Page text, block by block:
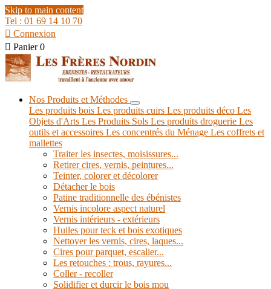
Skip to main content
Tel : 01 69 14 10 70
 Connexion
 Panier 0
Nos Produits et Méthodes
Les produits bois Les produits cuirs Les produits déco Les
Objets d'Arts Les Produits Sols Les produits droguerie Les
outils et accessoires Les concentrés du Ménage Les coffrets et
mallettes
Traiter les insectes, moisissures...
Retirer cires, vernis, peintures...
Teinter, colorer et décolorer
Détacher le bois
Patine traditionnelle des ébénistes
Vernis incolore aspect naturel
Vernis intérieurs - extérieurs
Huiles pour teck et bois exotiques
Nettoyer les vernis, cires, laques...
Cires pour parquet, escalier...
Les retouches : trous, rayures...
Coller - recoller
Solidifier et durcir le bois mou